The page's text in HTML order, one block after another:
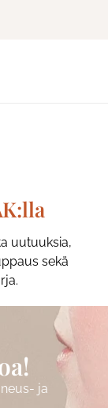
uutuuksia,
sekä
ja